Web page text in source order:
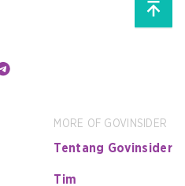
MORE OF GOVINSIDER
Tentang Govinsider
Tim